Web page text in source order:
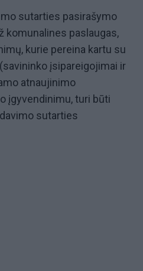
sutarties pasirašymo
komunalines paslaugas,
kurie pereina kartu su
įsipareigojimai ir
atnaujinimo
įgyvendinimu, turi būti
sutarties